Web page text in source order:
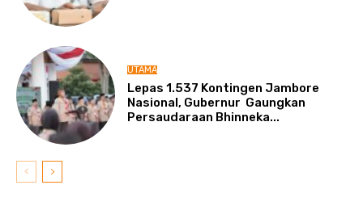
UTAMA
Lepas 1.537 Kontingen Jambore
Nasional, Gubernur Gaungkan
Persaudaraan Bhinneka...